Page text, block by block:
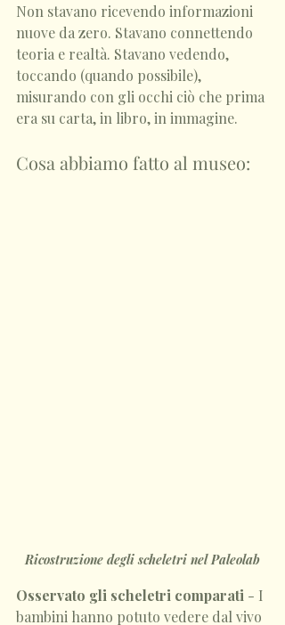
Non stavano ricevendo informazioni
nuove da zero. Stavano connettendo
teoria e realtà. Stavano vedendo,
toccando (quando possibile),
misurando con gli occhi ciò che prima
era su carta, in libro, in immagine.
Cosa abbiamo fatto al museo:
Ricostruzione degli scheletri nel Paleolab
Osservato gli scheletri comparati - I
bambini hanno potuto vedere dal vivo